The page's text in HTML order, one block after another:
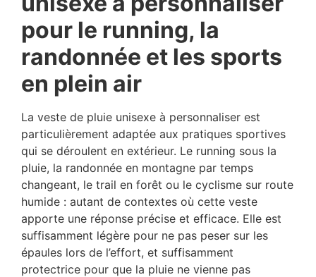
pour le running, la
randonnée et les sports
en plein air
La veste de pluie unisexe à personnaliser est
particulièrement adaptée aux pratiques sportives
qui se déroulent en extérieur. Le running sous la
pluie, la randonnée en montagne par temps
changeant, le trail en forêt ou le cyclisme sur route
humide : autant de contextes où cette veste
apporte une réponse précise et efficace. Elle est
suffisamment légère pour ne pas peser sur les
épaules lors de l’effort, et suffisamment
protectrice pour que la pluie ne vienne pas